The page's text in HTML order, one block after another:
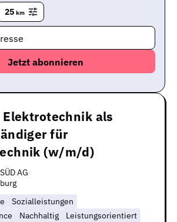
25 km
als
für
(w/m/d)
AG
Sozialleistungen
Nachhaltig
Leistungsorientiert